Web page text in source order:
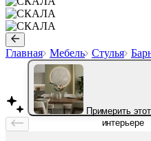
Главная Мебель Стулья
Примерить
интерьере